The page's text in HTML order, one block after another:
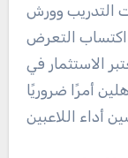
التدريب وورش
اكتساب التعرض
الاستثمار في
أمرًا ضروريًا